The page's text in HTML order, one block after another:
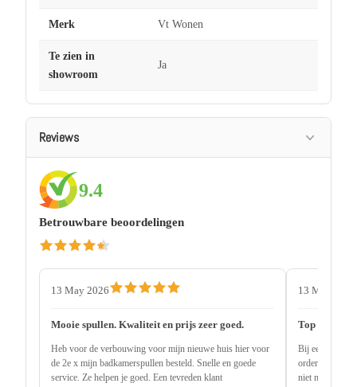
Merk Vt Wonen
Te zien in
showroom
Ja
Reviews
9.4
Betrouwbare beoordelingen
13 May 2026
Mooie spullen. Kwaliteit en prijs zeer goed.
Heb voor de verbouwing voor mijn nieuwe huis hier voor
de 2e x mijn badkamerspullen besteld. Snelle en goede
service. Ze helpen je goed. Een tevreden klant
13 May 2026
Top service
Bij een andere
order
niet nodig 2